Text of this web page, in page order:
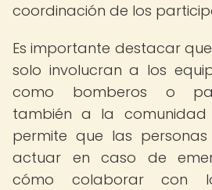
coordinación de los
Es importante destacar
solo involucran a los
como bomberos o
también a la comunidad
permite que las
actuar en caso de
cómo colaborar con